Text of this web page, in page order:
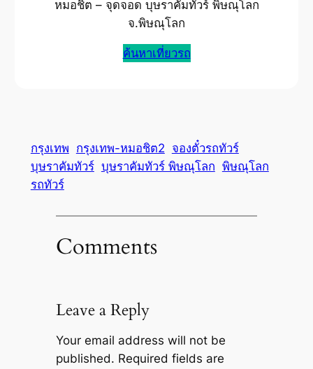
หมอชิต – จุดจอด บุษราคัมทัวร์ พิษณุโลก
จ.พิษณุโลก
ค้นหาเที่ยวรถ
กรุงเทพ กรุงเทพ-หมอชิต2 จองตั๋วรถทัวร์
บุษราคัมทัวร์ บุษราคัมทัวร์ พิษณุโลก พิษณุโลก
รถทัวร์
Comments
Leave a Reply
Your email address will not be
published. Required fields are